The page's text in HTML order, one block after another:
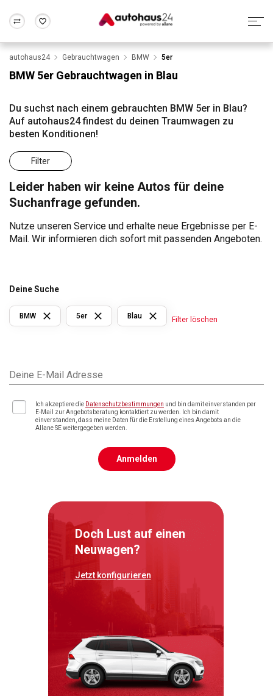
Wir bewerten dein Auto
Alle Fragen & Antworten
Rund um die Inzahlungnahme
Frankfurt Wuppertal
autohaus24 Gebrauchtwagen BMW 5er
BMW 5er Gebrauchtwagen in Blau
Du suchst nach einem gebrauchten BMW 5er in Blau?
Auf autohaus24 findest du deinen Traumwagen zu
besten Konditionen!
Filter
Leider haben wir keine Autos für deine
Suchanfrage gefunden.
Nutze unseren Service und erhalte neue Ergebnisse per E-
Mail. Wir informieren dich sofort mit passenden Angeboten.
Deine Suche
BMW 5er Blau Filter löschen
Deine E-Mail Adresse
Ich akzeptiere die Datenschutzbestimmungen und bin damit einverstanden per
E-Mail zur Angebotsberatung kontaktiert zu werden. Ich bin damit
einverstanden, dass meine Daten für die Erstellung eines Angebots an die
Allane SE weitergegeben werden.
Anmelden
Doch Lust auf einen
Neuwagen?
Jetzt konfigurieren